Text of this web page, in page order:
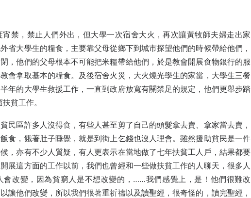
禁，禁止人們外出，但大學一次宿舍大火，再次讓黃牧師夫婦走出家
省大學生的糧食，主要靠父母從鄉下到城市探望他們的時候帶給他們，
，他們的父母根本不可能把米糧帶給他們，於是教會開展食物銀行的服
會拿取基本的糧食。及後宿舍火災，大火燒光學生的家當，大學生三餐
年的大學生救援工作，一直到政府放寬有關禁足的規定，他們更舉步踏
貧工作。
民區許多人沒得食，有些人甚至剪了自己的頭髮拿去賣、拿家當去賣，
食，餓著肚子睡覺，就是到街上乞錢也沒人理會。雖然援助貧民是一件
，亦有不少人質疑，有人更表示在當地做了七年扶貧工人戶，結果都要
展這方面的工作以前，我們也曾經和一些做扶貧工作的人聊天，很多人
會改變，因為貧窮人是不想改變的，……我們感覺上，是！他們很難改
讓他們改變，所以我們很著重祈禱以及讀聖經，很奇怪的，讀完聖經，